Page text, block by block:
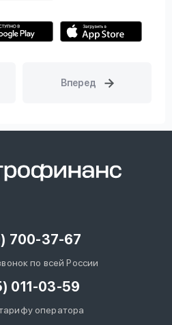
700-37-67
по всей России
011-03-59
оператора